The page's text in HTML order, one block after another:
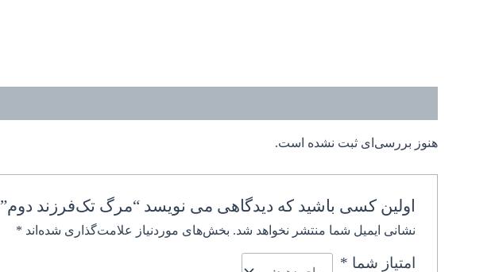
هنوز بررسی‌ای ثبت نشده است.
اولین کسی باشید که دیدگاهی می نویسد “مرگ تک‌فرزند دوم”
نشانی ایمیل شما منتشر نخواهد شد. بخش‌های موردنیاز علامت‌گذاری شده‌اند *
امتیاز شما *